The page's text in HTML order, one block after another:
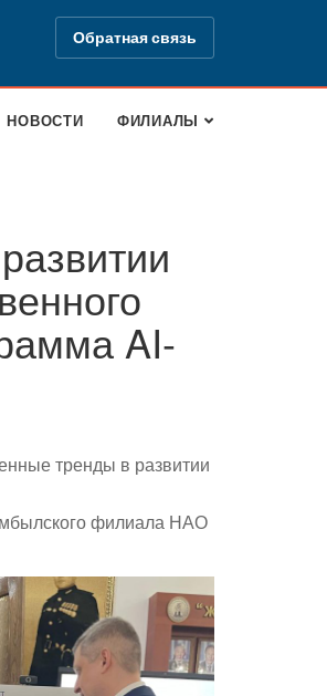
Обратная связь
НОВОСТИ ФИЛИАЛЫ
AI-
тренды в развитии
филиала НАО